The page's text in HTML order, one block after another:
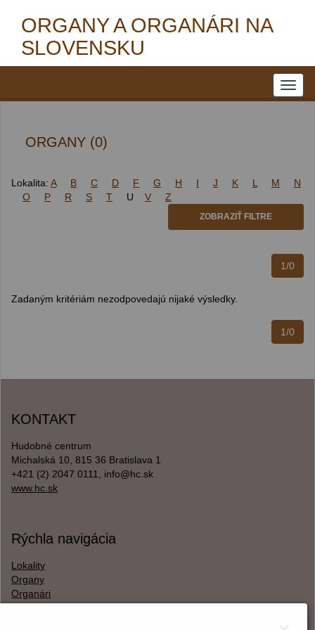
ORGANY A ORGANÁRI NA
SLOVENSKU
ORGANY (0)
Lokalita: A B C D F G H I J K L M
N
O
P R S T U V Z
ZOBRAZIŤ FILTRE
1/0
Zadaným kritériám nezodpovedajú nijaké výsledky.
1/0
KONTAKT
Hudobné centrum
Michalská 10, 815 36 Bratislava 1
+421 (2) 2047 0111, info@hc.sk
www.hc.sk
Rýchla navigácia
Lokality
Organy
Organári